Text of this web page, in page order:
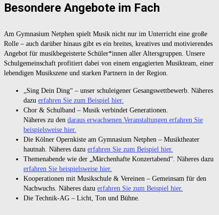
Besondere Angebote im Fach
Am Gymnasium Netphen spielt Musik nicht nur im Unterricht eine große
Rolle – auch darüber hinaus gibt es ein breites, kreatives und motivierendes
Angebot für musikbegeisterte Schüler*innen aller Altersgruppen. Unsere
Schulgemeinschaft profitiert dabei von einem engagierten Musikteam, einer
lebendigen Musikszene und starken Partnern in der Region.
„Sing Dein Ding“ – unser schuleigener Gesangswettbewerb. Näheres
dazu erfahren Sie zum Beispiel hier.
Chor & Schulband – Musik verbindet Generationen.
Näheres zu den daraus erwachsenen Veranstaltungen erfahren Sie
beispielsweise hier.
Die Kölner Opernkiste am Gymnasium Netphen – Musiktheater
hautnah. Näheres dazu erfahren Sie zum Beispiel hier.
Themenabende wie der „Märchenhafte Konzertabend“. Näheres dazu
erfahren Sie beispielsweise hier.
Kooperationen mit Musikschule & Vereinen – Gemeinsam für den
Nachwuchs. Näheres dazu erfahren Sie zum Beispiel hier.
Die Technik-AG – Licht, Ton und Bühne.